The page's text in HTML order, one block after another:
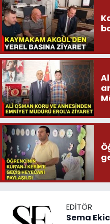
EDITÖR
Sema